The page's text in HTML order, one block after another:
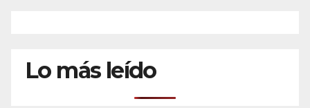
Lo más leído